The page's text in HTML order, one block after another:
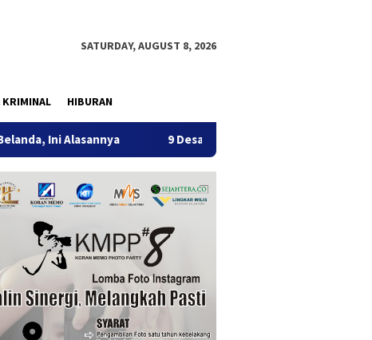
SATURDAY, AUGUST 8, 2026
HIBURAN
9 Desa di 6 Kecamatan Tulungagung Alami